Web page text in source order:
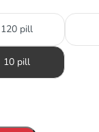
120 pill
10 pill